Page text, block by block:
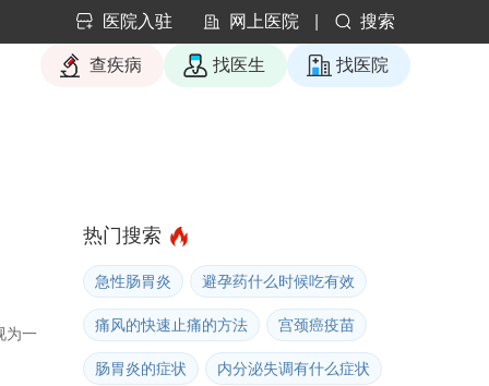
医院入驻 网上医院 搜索
查疾病 找医生 找医院
为一
热门搜索
急性肠胃炎 避孕药什么时候吃有效
痛风的快速止痛的方法 宫颈癌疫苗
肠胃炎的症状 内分泌失调有什么症状